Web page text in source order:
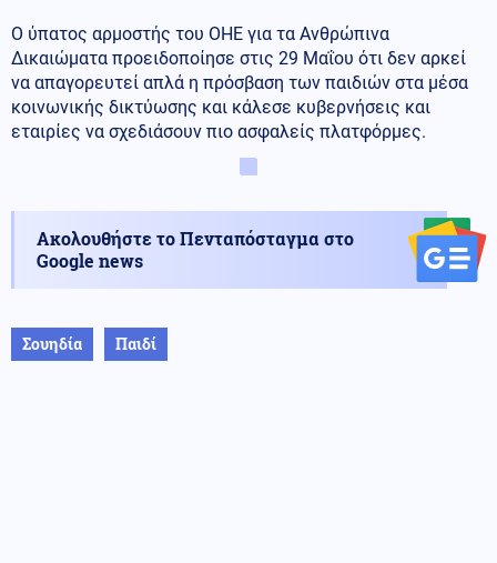
Ο ύπατος αρμοστής του ΟΗΕ για τα Ανθρώπινα
Δικαιώματα προειδοποίησε στις 29 Μαΐου ότι δεν αρκεί
να απαγορευτεί απλά η πρόσβαση των παιδιών στα μέσα
κοινωνικής δικτύωσης και κάλεσε κυβερνήσεις και
εταιρίες να σχεδιάσουν πιο ασφαλείς πλατφόρμες.
Ακολουθήστε το Πενταπόσταγμα στο
Google news
Σουηδία Παιδί